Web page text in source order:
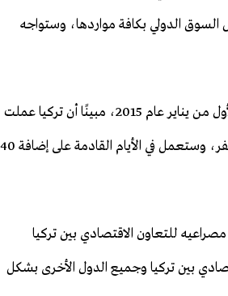
السوق الدولي بكافة مواردها، وستواجه
وأفاد زيبكجي بأن تركيا وقعت مع إيران اتفاقية التجارة الحرة "الاختيارية" منذ الأول من يناير عام 2015، مبينًا أن تركيا عملت
من خلال الاتفاقية المذكورة على تخفيض الضريبة الجمركية ل 125 سلعة إلى الصفر، وستعمل في الأيام القادمة على إضافة 40
للتعاون الاقتصادي بين تركيا
بين تركيا وجميع الدول الأخرى بشكل